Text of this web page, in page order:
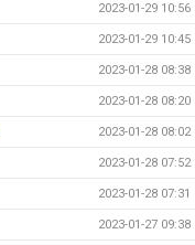
2023-01-29 10:56
2023-01-29 10:45
2023-01-28 08:38
2023-01-28 08:20
2023-01-28 08:02
2023-01-28 07:52
2023-01-28 07:31
2023-01-27 09:38